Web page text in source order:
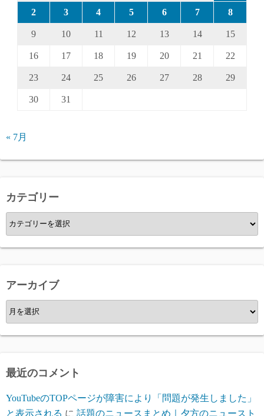
2 3 4 5 6 7 8
9 10 11 12 13 14 15
16 17 18 19 20 21 22
23 24 25 26 27 28 29
30 31
« 7月
カテゴリー
カ
テ
ゴ
ー
アーカイブ
ア
ー
カ
ブ
最近のコメント
YouTubeのTOPページが障害により「問題が発生しました」
と表示される に 話題のニュースまとめ｜夕方のニュースト